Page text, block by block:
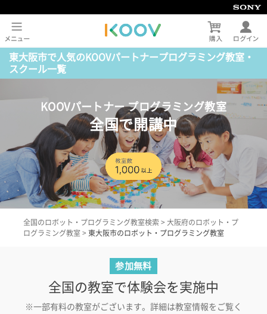
東大阪市で人気のKOOVパートナープログラミング教室・
スクール一覧
KOOVパートナー プログラミング教室
全国で開講中
全国のロボット・プログラミング教室検索 > 大阪府のロボット・プ
ログラミング教室 > 東大阪市のロボット・プログラミング教室
参加無料
全国の教室で体験会を実施中
※一部有料の教室がございます。詳細は教室情報をご覧く